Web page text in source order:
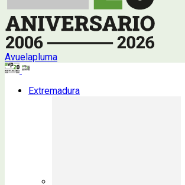
Avuelapluma
Extremadura